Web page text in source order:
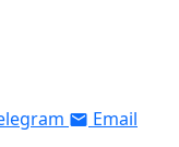
Email